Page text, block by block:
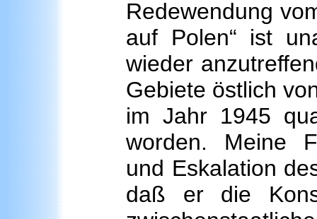
Redewendung
auf Polen“ ist
wieder
Gebiete östlich
im Jahr 1945
worden. Meine
und Eskalation
daß er die